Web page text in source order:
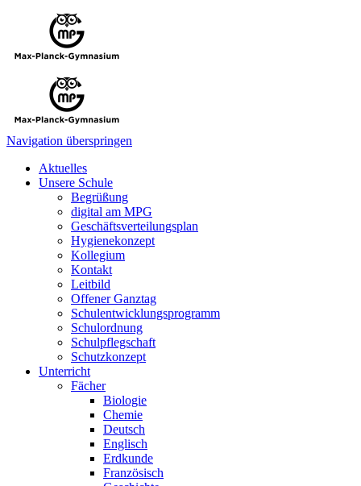
Navigation überspringen
Aktuelles
Unsere Schule
Begrüßung
digital am MPG
Geschäftsverteilungsplan
Hygienekonzept
Kollegium
Kontakt
Leitbild
Offener Ganztag
Schulentwicklungsprogramm
Schulordnung
Schulpflegschaft
Schutzkonzept
Unterricht
Fächer
Biologie
Chemie
Deutsch
Englisch
Erdkunde
Französisch